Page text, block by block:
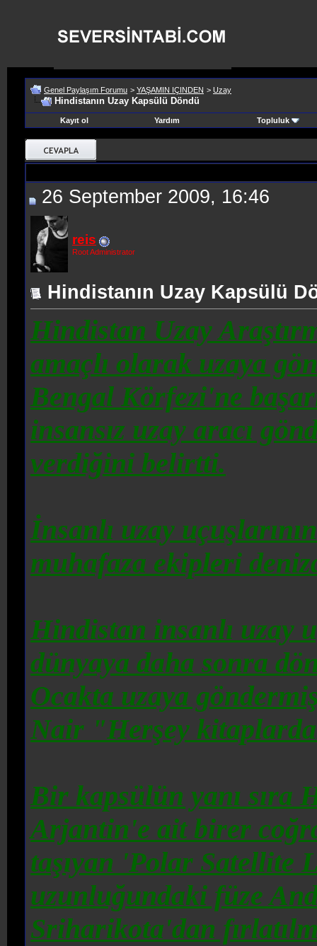
Genel Paylaşım Forumu > YAŞAMIN IÇINDEN > Uzay
Hindistanın Uzay Kapsülü Döndü
Kayıt ol Yardım Topluluk
26 September 2009, 16:46
reis
Root Administrator
Hindistanın Uzay Kapsülü
Hindistan Uzay
amaçlı olarak uzaya
Bengal Körfezi'ne
insansız uzay aracı
verdiğini belirtti.
İnsanlı uzay
muhafaza ekipleri
Hindistan insanlı uzay
dünyaya daha sonra
Ocakta uzaya
Nair "Herşey
Bir kapsülün yanı sıra
Arjantin'e ait birer
taşıyan 'Polar Satellite
uzunluğundaki füze
Sriharikota'dan